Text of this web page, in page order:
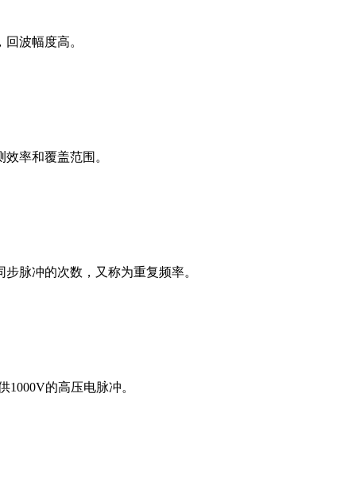
波幅度高。
率和覆盖范围。
脉冲的次数，又称为重复频率。
的高压电脉冲。